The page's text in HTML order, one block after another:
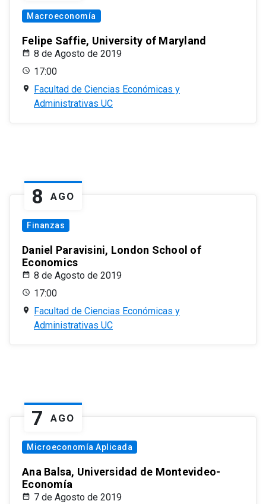
Macroeconomía
Felipe Saffie, University of Maryland
8 de Agosto de 2019
17:00
Facultad de Ciencias Económicas y
Administrativas UC
8 AGO
Finanzas
Daniel Paravisini, London School of
Economics
8 de Agosto de 2019
17:00
Facultad de Ciencias Económicas y
Administrativas UC
7 AGO
Microeconomía Aplicada
Ana Balsa, Universidad de Montevideo-
Economía
7 de Agosto de 2019